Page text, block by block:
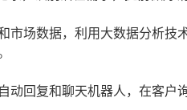
市场数据，利用大数据分析技
动回复和聊天机器人，在客户